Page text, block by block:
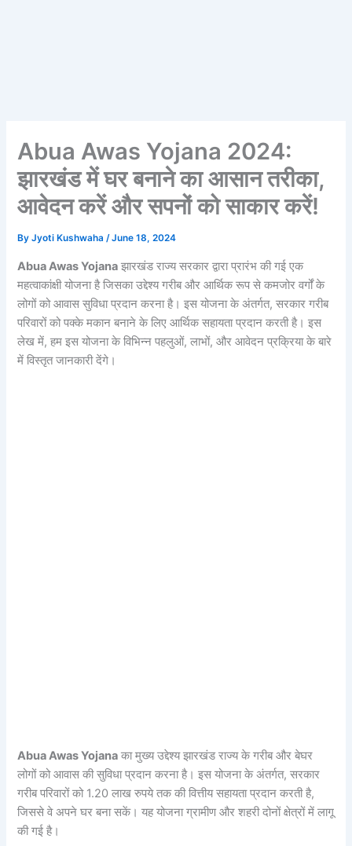
Abua Awas Yojana 2024:
झारखंड में घर बनाने का आसान तरीका,
आवेदन करें और सपनों को साकार करें!
ByJyoti Kushwaha/June 18, 2024
Abua Awas Yojana झारखंड राज्य सरकार द्वारा प्रारंभ की गई एक
महत्वाकांक्षी योजना है जिसका उद्देश्य गरीब और आर्थिक रूप से कमजोर वर्गों के
लोगों को आवास सुविधा प्रदान करना है। इस योजना के अंतर्गत, सरकार गरीब
परिवारों को पक्के मकान बनाने के लिए आर्थिक सहायता प्रदान करती है। इस
लेख में, हम इस योजना के विभिन्न पहलुओं, लाभों, और आवेदन प्रक्रिया के बारे
में विस्तृत जानकारी देंगे।
Abua Awas Yojana का मुख्य उद्देश्य झारखंड राज्य के गरीब और बेघर
लोगों को आवास की सुविधा प्रदान करना है। इस योजना के अंतर्गत, सरकार
गरीब परिवारों को 1.20 लाख रुपये तक की वित्तीय सहायता प्रदान करती है,
जिससे वे अपने घर बना सकें। यह योजना ग्रामीण और शहरी दोनों क्षेत्रों में लागू
की गई है।